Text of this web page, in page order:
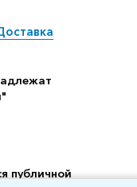
публичной